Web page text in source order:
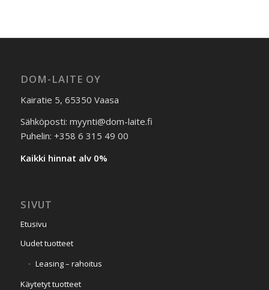
DOM-LAITE OY
Kairatie 5, 65350 Vaasa
Sähköposti: myynti@dom-laite.fi
Puhelin: +358 6 315 49 00
Kaikki hinnat alv 0%
SIVUT
Etusivu
Uudet tuotteet
Leasing – rahoitus
Käytetyt tuotteet